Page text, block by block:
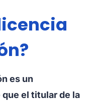
es un
el titular de la